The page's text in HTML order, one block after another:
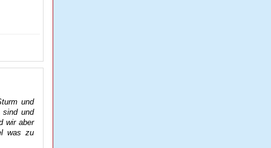
und
sind und
wir aber
was zu